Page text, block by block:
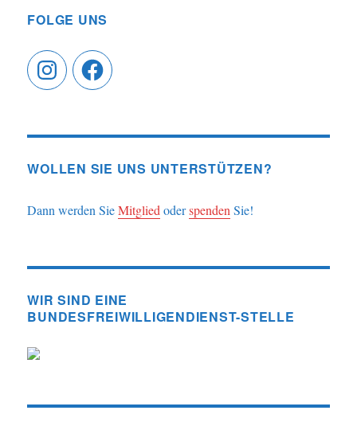
FOLGE UNS
InstagramFacebook
WOLLEN SIE UNS UNTERSTÜTZEN?
Dann werden SieMitglied oderspenden Sie!
WIR SIND EINE
BUNDESFREIWILLIGENDIENST-STELLE